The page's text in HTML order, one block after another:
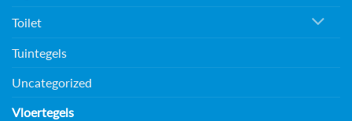
Toilet
Tuintegels
Uncategorized
Vloertegels